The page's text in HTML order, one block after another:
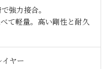
強力接合。
て軽量。高い剛性と耐久
イヤー